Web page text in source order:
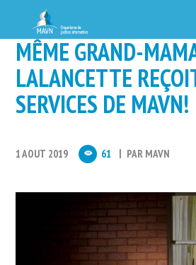
MÊME GRAND-
LALANCETTE
SERVICES DE MAVN!
1 AOUT 2019 61 PAR MAVN